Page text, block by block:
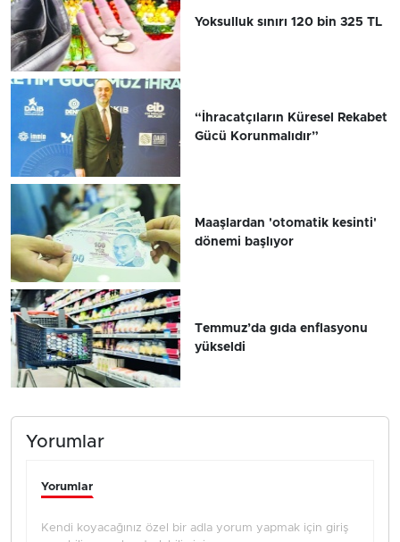
Yoksulluk sınırı 120 bin 325 TL
“İhracatçıların Küresel Rekabet
Gücü Korunmalıdır”
Maaşlardan 'otomatik kesinti'
dönemi başlıyor
Temmuz’da gıda enflasyonu
yükseldi
Yorumlar
Yorumlar
Kendi koyacağınız özel bir adla yorum yapmak için giriş